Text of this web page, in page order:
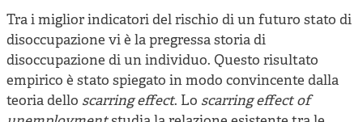
Tra i miglior indicatori del rischio di un futuro stato di
disoccupazione vi è la pregressa storia di
disoccupazione di un individuo. Questo risultato
empirico è stato spiegato in modo convincente dalla
teoria dello scarring effect. Lo scarring effect of